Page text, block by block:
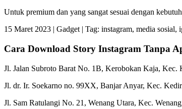
Untuk premium dan yang sangat sesuai dengan
15 Maret 2023 | Gadget | Tag: instagram, media
Cara Download Story Instagram Tanpa
Jl. Jalan Subroto Barat No. 1B, Kerobokan Kaja,
Jl. dr. Ir. Soekarno no. 99XX, Banjar Anyar, Kec.
Jl. Sam Ratulangi No. 21, Wenang Utara, Kec.